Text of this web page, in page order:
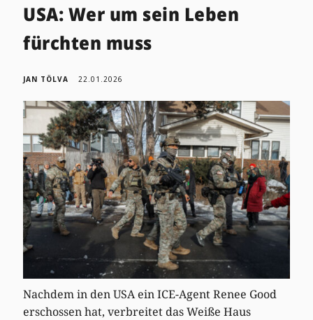
USA: Wer um sein Leben
fürchten muss
JAN TÖLVA 22.01.2026
Nachdem in den USA ein ICE-Agent Renee Good
erschossen hat, verbreitet das Weiße Haus